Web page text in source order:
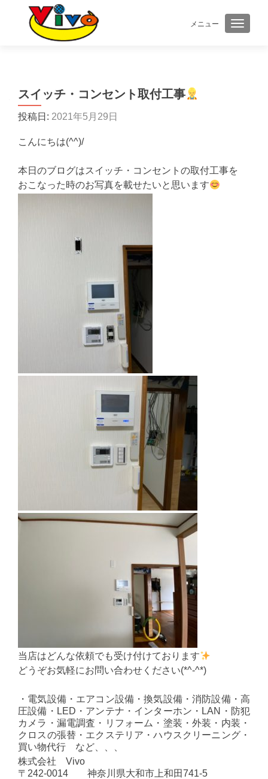
メニュー ナビゲ
スイッチ・コンセント取付工事
投稿日: 2021年5月29日
こんにちは(^^)/
本日のブログはスイッチ・コンセントの取付工事を
おこなった時のお写真を載せたいと思います
当店はどんな依頼でも受け付けております
どうぞお気軽にお問い合わせください(*^-^*)
・電気設備・エアコン設備・換気設備・消防設備・高
圧設備・LED・アンテナ・インターホン・LAN・防犯
カメラ・漏電調査・リフォーム・塗装・外装・内装・
クロスの張替・エクステリア・ハウスクリーニング・
買い物代行 など、、、
株式会社 Vivo
〒242-0014 神奈川県大和市上和田741-5